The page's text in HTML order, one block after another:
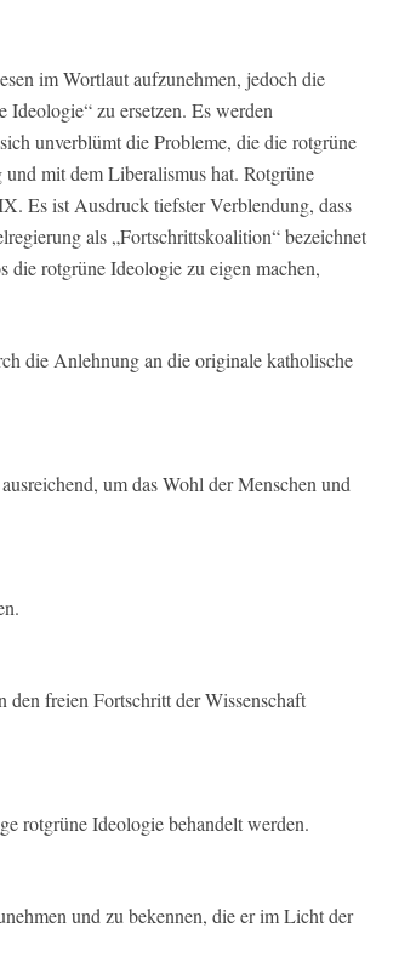
im Wortlaut aufzunehmen, jedoch die
zu ersetzen. Es werden
unverblümt die Probleme, die die rotgrüne
mit dem Liberalismus hat. Rotgrüne
Es ist Ausdruck tiefster Verblendung, dass
als „Fortschrittskoalition“ bezeichnet
rotgrüne Ideologie zu eigen machen,
die Anlehnung an die originale katholische
um das Wohl der Menschen und
freien Fortschritt der Wissenschaft
rotgrüne Ideologie behandelt werden.
und zu bekennen, die er im Licht der